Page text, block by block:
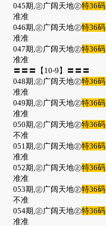
045期,㊣广阔天地㊣特36码
准准
046期,㊣广阔天地㊣特36码
准准
047期,㊣广阔天地㊣特36码
准准
〓〓〓【10-9】〓〓〓
048期,㊣广阔天地㊣特36码
准准
049期,㊣广阔天地㊣特36码
准准
050期,㊣广阔天地㊣特36码
不准
051期,㊣广阔天地㊣特36码
准准
052期,㊣广阔天地㊣特36码
准准
053期,㊣广阔天地㊣特36码
不准
054期,㊣广阔天地㊣特36码
准准